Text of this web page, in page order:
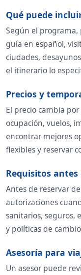
Qué puede
Según el programa,
guía en español,
ciudades,
el itinerario lo
Precios y
El precio cambia
ocupación, vuelos,
encontrar mejores
flexibles y reservar
Requisitos
Antes de reservar
autorizaciones
sanitarios, seguros,
y políticas de
Asesoría para
Un asesor puede